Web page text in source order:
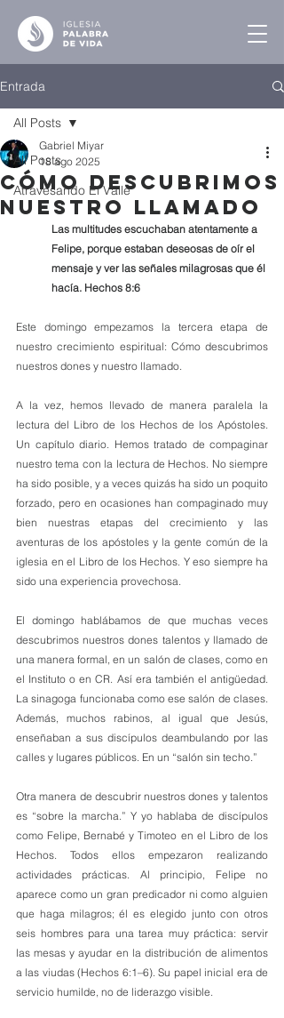
Entrada
All Posts
Atravesando El Valle
All Posts
Cómo Descubrimos
Nuestro Llamado
Gabriel Miyar
18 ago 2025
Las multitudes escuchaban atentamente a
Felipe, porque estaban deseosas de oír el
mensaje y ver las señales milagrosas que él
hacía. Hechos 8:6
Este domingo empezamos la tercera etapa de
nuestro crecimiento espiritual: Cómo descubrimos
nuestros dones y nuestro llamado.
A la vez, hemos llevado de manera paralela la
lectura del Libro de los Hechos de los Apóstoles.
Un capítulo diario. Hemos tratado de compaginar
nuestro tema con la lectura de Hechos. No siempre
ha sido posible, y a veces quizás ha sido un poquito
forzado, pero en ocasiones han compaginado muy
bien nuestras etapas del crecimiento y las
aventuras de los apóstoles y la gente común de la
iglesia en el Libro de los Hechos. Y eso siempre ha
sido una experiencia provechosa.
El domingo hablábamos de que muchas veces
descubrimos nuestros dones talentos y llamado de
una manera formal, en un salón de clases, como en
el Instituto o en CR. Así era también el antigüedad.
La sinagoga funcionaba como ese salón de clases.
Además, muchos rabinos, al igual que Jesús,
enseñaban a sus discípulos deambulando por las
calles y lugares públicos. En un “salón sin techo.”
Otra manera de descubrir nuestros dones y talentos
es “sobre la marcha.” Y yo hablaba de discípulos
como Felipe, Bernabé y Timoteo en el Libro de los
Hechos. Todos ellos empezaron realizando
actividades prácticas. Al principio, Felipe no
aparece como un gran predicador ni como alguien
que haga milagros; él es elegido junto con otros
seis hombres para una tarea muy práctica: servir
las mesas y ayudar en la distribución de alimentos
a las viudas (Hechos 6:1–6). Su papel inicial era de
servicio humilde, no de liderazgo visible.